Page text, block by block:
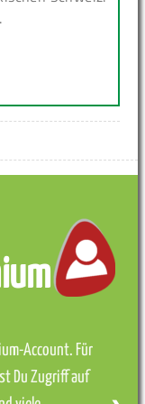
Account. Für
Du Zugriff auf